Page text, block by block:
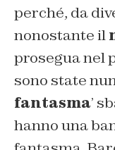
perché, da
nonostante il
prosegua nel
sono state
fantasma’
hanno una